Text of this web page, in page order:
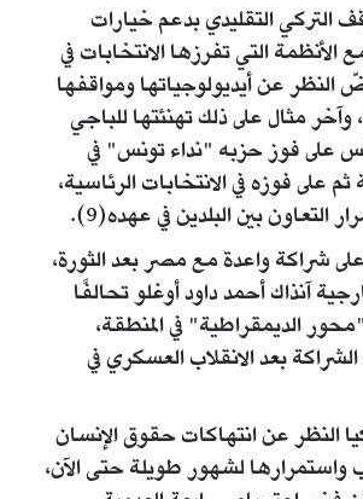
التركي التقليدي بدعم خيارات
الأنظمة التي تفرزها الانتخابات في
النظر عن أيديولوجياتها ومواقفها
وآخر مثال على ذلك تهنئتها للباجي
على فوز حزبه "نداء تونس" في
ثم على فوزه في الانتخابات الرئاسية،
التعاون بين البلدين في عهده(9).
شراكة واعدة مع مصر بعد الثورة،
آنذاك أحمد داود أوغلو تحالفًا
الديمقراطية" في المنطقة،
بعد الانقلاب العسكري في
عن انتهاكات حقوق الإنسان
واستمرارها لشهور طويلة حتى الآن،